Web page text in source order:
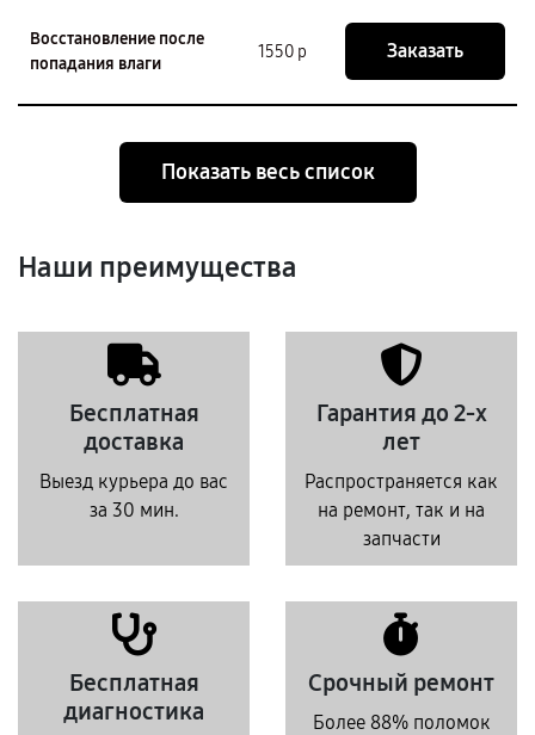
Восстановление после
попадания влаги
1550 р Заказать
Показать весь список
Наши преимущества
Бесплатная
доставка
Выезд курьера до вас
за 30 мин.
Гарантия до 2-х
лет
Распространяется как
на ремонт, так и на
запчасти
Бесплатная
диагностика
Срочный ремонт
Более 88% поломок